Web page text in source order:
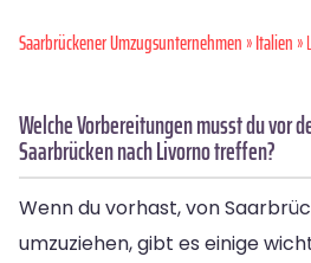
Saarbrückener Umzugsunternehmen»Italien»
Welche Vorbereitungen musst du vor
Saarbrücken nach Livorno treffen?
Wenn du vorhast, von
umzuziehen, gibt es einige